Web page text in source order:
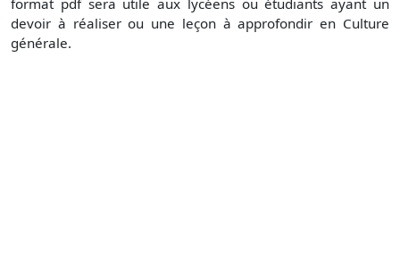
devoir à réaliser ou une leçon à approfondir en Culture
générale.